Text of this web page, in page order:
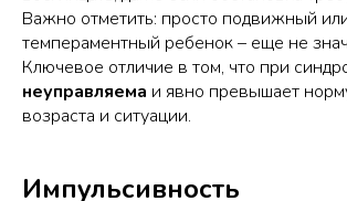
Важно отметить: просто подвижный
темпераментный ребенок – еще не
Ключевое отличие в том, что при
неуправляема и явно превышает
возраста и ситуации.
Импульсивность